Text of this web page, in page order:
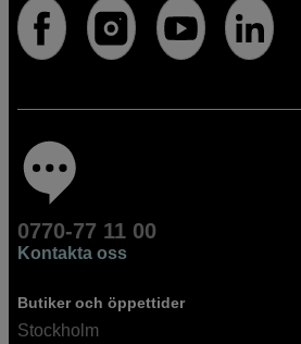
0770-77 11 00
Kontakta oss
Butiker och öppettider
Stockholm